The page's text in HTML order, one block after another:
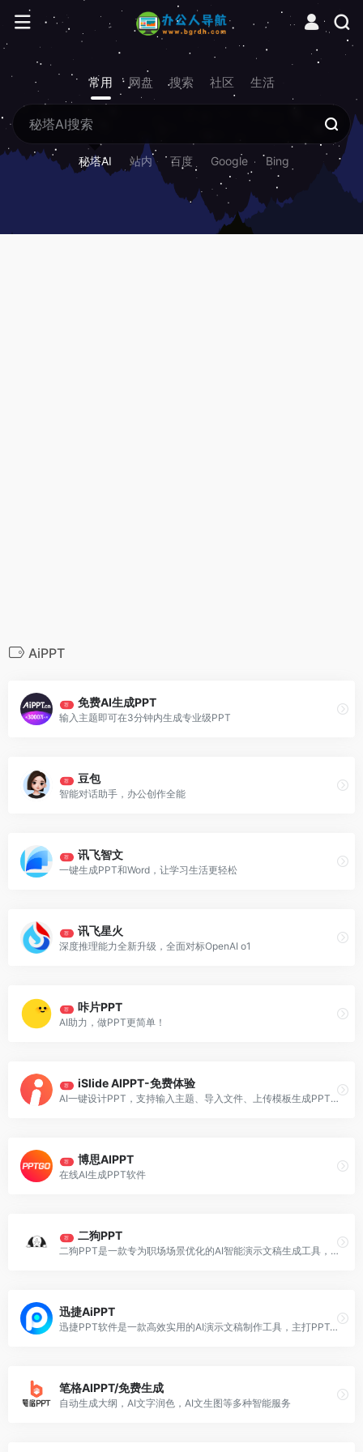
常用 网盘 搜索 社区 生活
秘塔AI 站内 百度 Google Bing
AiPPT
荐 免费AI生成PPT
输入主题即可在3分钟内生成专业级PPT
荐 豆包
智能对话助手，办公创作全能
荐 讯飞智文
一键生成PPT和Word，让学习生活更轻松
荐 讯飞星火
深度推理能力全新升级，全面对标OpenAI o1
荐 咔片PPT
AI助力，做PPT更简单！
荐 iSlide AIPPT-免费体验
AI一键设计PPT，支持输入主题、导入文件、上传模板生成PPT。
荐 博思AIPPT
在线AI生成PPT软件
荐 二狗PPT
二狗PPT是一款专为职场场景优化的AI智能演示文稿生成工具，致力于解决传统AI生成内容千篇一律、缺乏真实职场逻辑的痛点，被许多职场人誉为"最懂中式汇报"的AI演示文稿神器。
迅捷AiPPT
迅捷PPT软件是一款高效实用的AI演示文稿制作工具，主打PPTAI生成
笔格AIPPT/免费生成
自动生成大纲，AI文字润色，AI文生图等多种智能服务